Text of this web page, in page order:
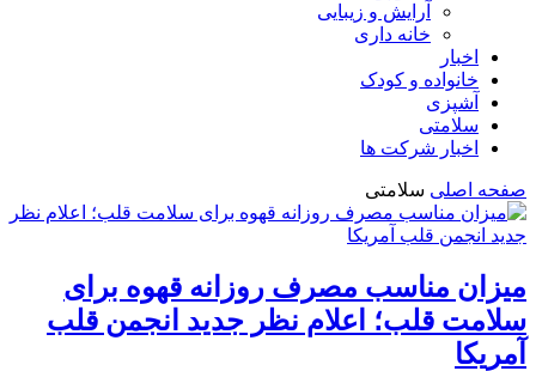
آرایش و زیبایی
خانه داری
اخبار
خانواده و کودک
آشپزی
سلامتی
اخبار شرکت ها
صفحه اصلی سلامتی
میزان مناسب مصرف روزانه قهوه برای
سلامت قلب؛ اعلام نظر جدید انجمن قلب
آمریکا